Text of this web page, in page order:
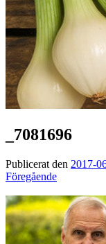
_7081696
Publicerat den 2017-
Föregående